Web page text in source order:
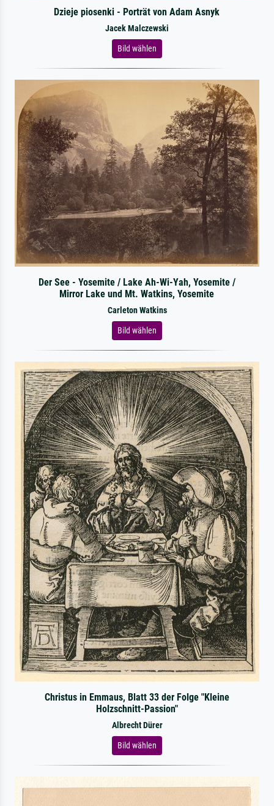
Dzieje piosenki - Porträt von Adam Asnyk
Jacek Malczewski
Bild wählen
Der See - Yosemite / Lake Ah-Wi-Yah, Yosemite /
Mirror Lake und Mt. Watkins, Yosemite
Carleton Watkins
Bild wählen
Christus in Emmaus, Blatt 33 der Folge "Kleine
Holzschnitt-Passion"
Albrecht Dürer
Bild wählen